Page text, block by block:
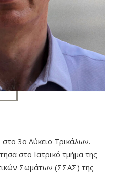
3ο Λύκειο Τρικάλων.
στο Ιατρικό τμήμα της
Σωμάτων (ΣΣΑΣ) της